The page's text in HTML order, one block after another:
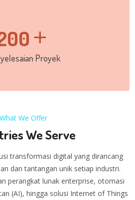
Proyek
What We Offer
We Serve
transformasi digital yang dirancang
dan tantangan unik setiap industri.
perangkat lunak enterprise, otomasi
(AI), hingga solusi Internet of Things